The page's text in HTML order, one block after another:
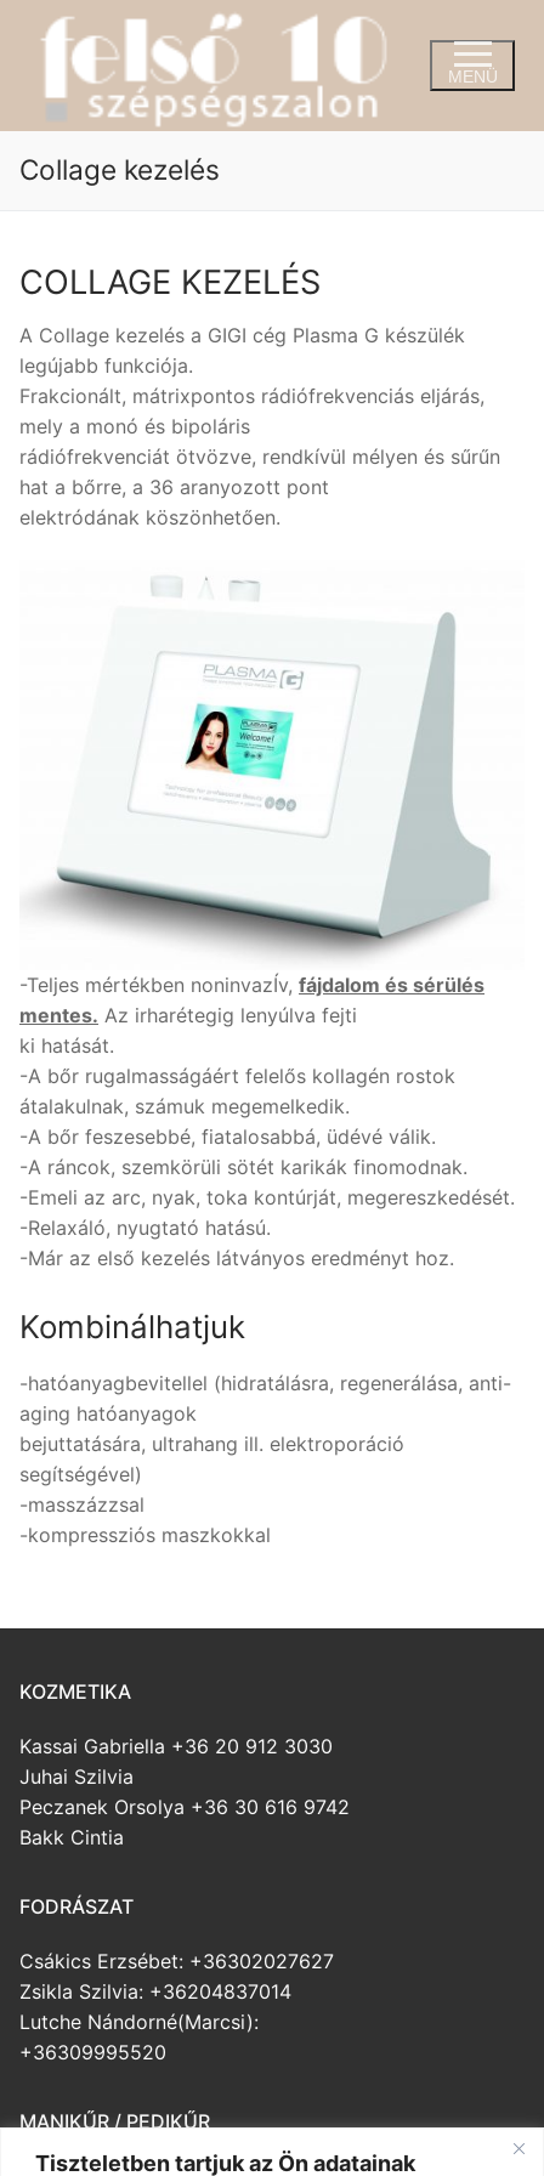
Tiszteletben tartjuk az Ön adatainak
tartalomra
MENÜ
Collage kezelés
COLLAGE KEZELÉS
A Collage kezelés a GIGI cég Plasma G készülék
legújabb funkciója.
Frakcionált, mátrixpontos rádiófrekvenciás eljárás,
mely a monó és bipoláris
rádiófrekvenciát ötvözve, rendkívül mélyen és sűrűn
hat a bőrre, a 36 aranyozott pont
elektródának köszönhetően.
-Teljes mértékben noninvazÍv, fájdalom és sérülés
mentes. Az irharétegig lenyúlva fejti
ki hatását.
-A bőr rugalmasságáért felelős kollagén rostok
átalakulnak, számuk megemelkedik.
-A bőr feszesebbé, fiatalosabbá, üdévé válik.
-A ráncok, szemkörüli sötét karikák finomodnak.
-Emeli az arc, nyak, toka kontúrját, megereszkedését.
-Relaxáló, nyugtató hatású.
-Már az első kezelés látványos eredményt hoz.
Kombinálhatjuk
-hatóanyagbevitellel (hidratálásra, regenerálása, anti-
aging hatóanyagok
bejuttatására, ultrahang ill. elektroporáció
segítségével)
-masszázzsal
-kompressziós maszkokkal
KOZMETIKA
Kassai Gabriella +36 20 912 3030
Juhai Szilvia
Peczanek Orsolya +36 30 616 9742
Bakk Cintia
FODRÁSZAT
Csákics Erzsébet: +36302027627
Zsikla Szilvia: +36204837014
Lutche Nándorné(Marcsi):
+36309995520
MANIKŰR / PEDIKŰR